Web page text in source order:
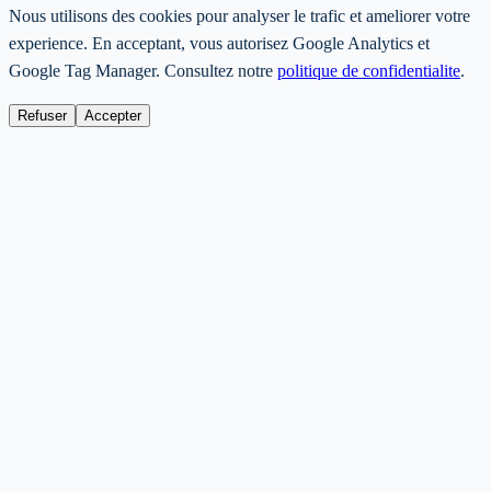
Nous utilisons des cookies pour analyser le trafic et ameliorer votre
experience. En acceptant, vous autorisez Google Analytics et
Google Tag Manager. Consultez notre politique de confidentialite.
Refuser Accepter